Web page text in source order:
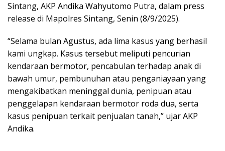
Sintang, AKP Andika Wahyutomo Putra, dalam press
release di Mapolres Sintang, Senin (8/9/2025).
“Selama bulan Agustus, ada lima kasus yang berhasil
kami ungkap. Kasus tersebut meliputi pencurian
kendaraan bermotor, pencabulan terhadap anak di
bawah umur, pembunuhan atau penganiayaan yang
mengakibatkan meninggal dunia, penipuan atau
penggelapan kendaraan bermotor roda dua, serta
kasus penipuan terkait penjualan tanah,” ujar AKP
Andika.